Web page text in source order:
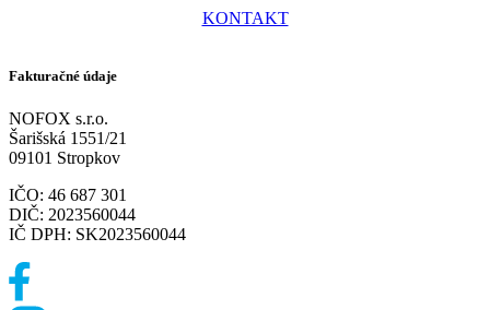
KONTAKT
Fakturačné údaje
NOFOX s.r.o.
Šarišská 1551/21
09101 Stropkov
IČO: 46 687 301
DIČ: 2023560044
IČ DPH: SK2023560044